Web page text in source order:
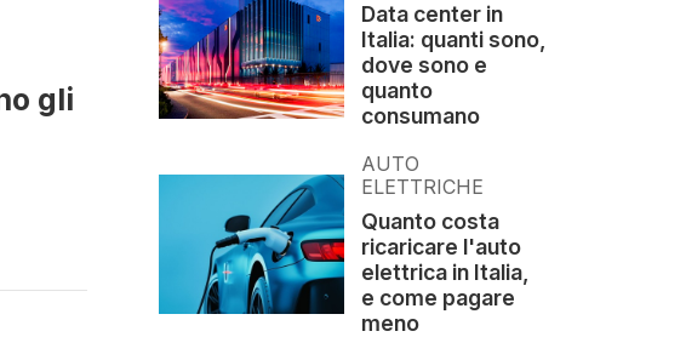
gli
Data center in
Italia: quanti sono,
dove sono e
quanto
consumano
AUTO
ELETTRICHE
Quanto costa
ricaricare l'auto
elettrica in Italia,
e come pagare
meno